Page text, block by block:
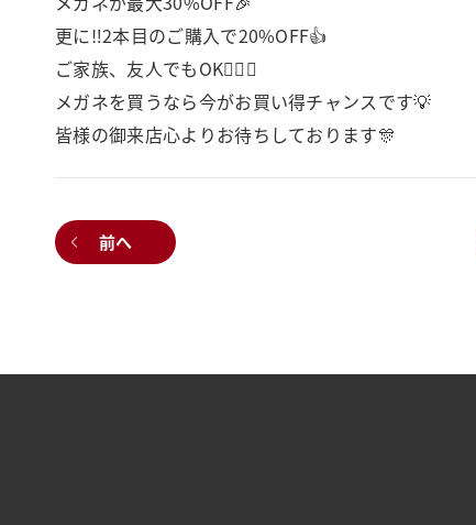
更に‼️2本目のご購入で20%OFF👍
ご家族、友人でもOK💁‍♀️✨
メガネを買うなら今がお買い得チャンスです💡
皆様の御来店心よりお待ちしております🎊
前へ